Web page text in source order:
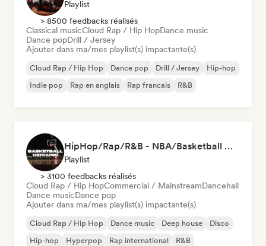
Playlist
> 8500 feedbacks réalisés
Classical musicCloud Rap / Hip HopDance music
Dance popDrill / Jersey
Ajouter dans ma/mes playlist(s) impactante(s)
Cloud Rap / Hip Hop Dance pop Drill / Jersey
Hip-hop
Indie pop
Rap en anglais Rap francais R&B
HipHop/Rap/R&B - NBA/Basketball Music
Playlist
> 3100 feedbacks réalisés
Cloud Rap / Hip HopCommercial / MainstreamDancehall
Dance musicDance pop
Ajouter dans ma/mes playlist(s) impactante(s)
Cloud Rap / Hip Hop Dance music Deep house
Disco
Hip-hop
Hyperpop Rap international R&B